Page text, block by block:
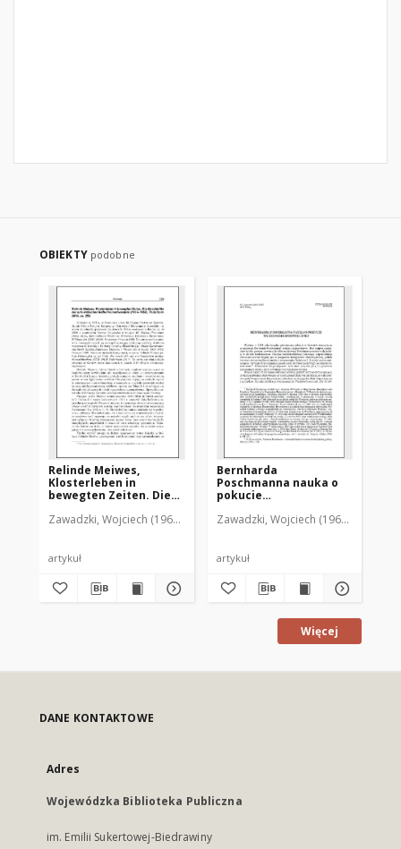
OBIEKTY podobne
Relinde Meiwes,
Klosterleben in
bewegten Zeiten. Die
ermlӓndischen
Zawadzki, Wojciech (1964- )
artykuł
Bernharda
Poschmanna nauka o
pokucie
Zawadzki, Wojciech (1964- )
artykuł
Więcej
DANE KONTAKTOWE
Adres
Wojewódzka Biblioteka Publiczna
im. Emilii Sukertowej-Biedrawiny